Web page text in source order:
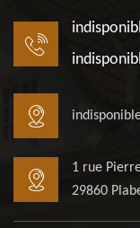
1 rue
29860